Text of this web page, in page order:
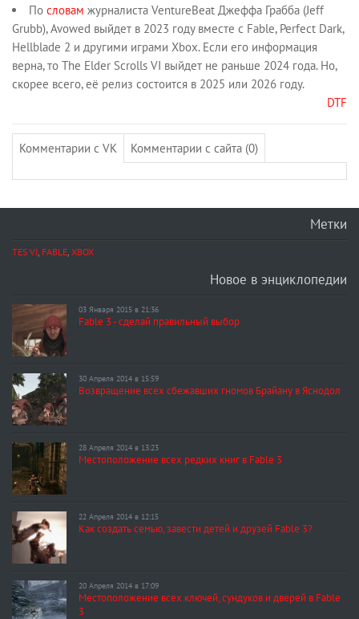
По словам журналиста VentureBeat Джеффа Грабба (Jeff
Grubb), Avowed выйдет в 2023 году вместе с Fable, Perfect Dark,
Hellblade 2 и другими играми Xbox. Если его информация
верна, то The Elder Scrolls VI выйдет не раньше 2024 года. Но,
скорее всего, её релиз состоится в 2025 или 2026 году.
DTF
Комментарии с VK Комментарии с сайта (0)
Метки
TES VI FABLE XBOX
Новое в энциклопедии
03 Января 2015 в 21:36
Fable 3 - сделай правильный выбор
30 Апреля 2014 в 15:59
Возвращение всех сбежавших гномов Брайану в Яснодол
28 Апреля 2014 в 13:23
Местоположение всех редких книг в Fable 3
22 Апреля 2014 в 12:15
Как создать семью, завести детей и друзей Fable 3?
20 Апреля 2014 в 17:09
Местоположение всех ключей, сундуков и дверей в Fable
3